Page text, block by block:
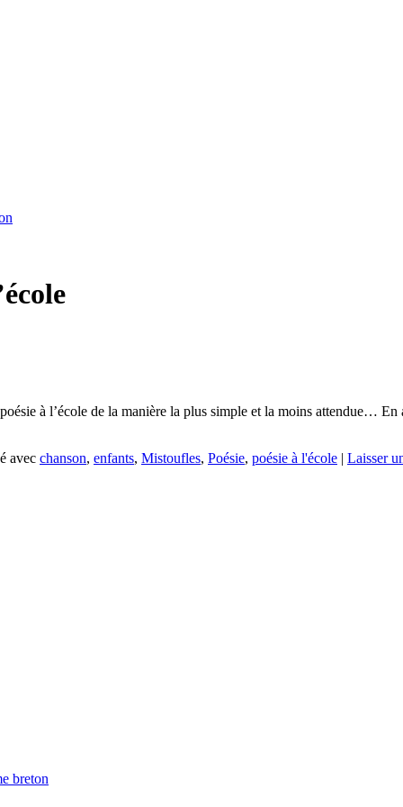
à l’école de la manière la plus simple et la moins attendue…
avec chanson, enfants, Mistoufles, Poésie, poésie à l'école | Laisser
breton